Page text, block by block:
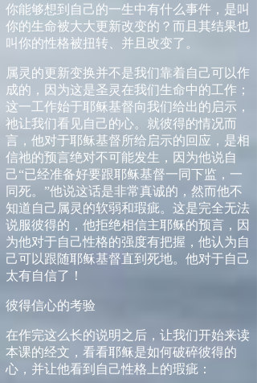
你能够想到自己的一生中有什么事件，是叫
你的生命被大大更新改变的？而且其结果也
叫你的性格被扭转、并且改变了。
属灵的更新变换并不是我们靠着自己可以作
成的，因为这是圣灵在我们生命中的工作；
这一工作始于耶稣基督向我们给出的启示，
祂让我们看见自己的心。就彼得的情况而
言 ，他对于耶稣基督所给启示的回应，是相
信祂的预言绝对不可能发生，因为他说自
己“已经准备好要跟耶稣基督一同下监，一
同死。 ”他说这话是非常真诚的，然而他不
知道自己属灵的软弱和瑕疵。这是完全无法
说服彼得的，他拒绝相信主耶稣的预言，因
为他对于自己性格的强度有把握，他认为自
己可以跟随耶稣基督直到死地。他对于自己
太有自信了！
彼得信心的考验
在作完这么长的说明之后，让我们开始来读
本课的经文 ，看看耶稣是如何破碎彼得的
心，并让他看到自己性格上的瑕疵 ：